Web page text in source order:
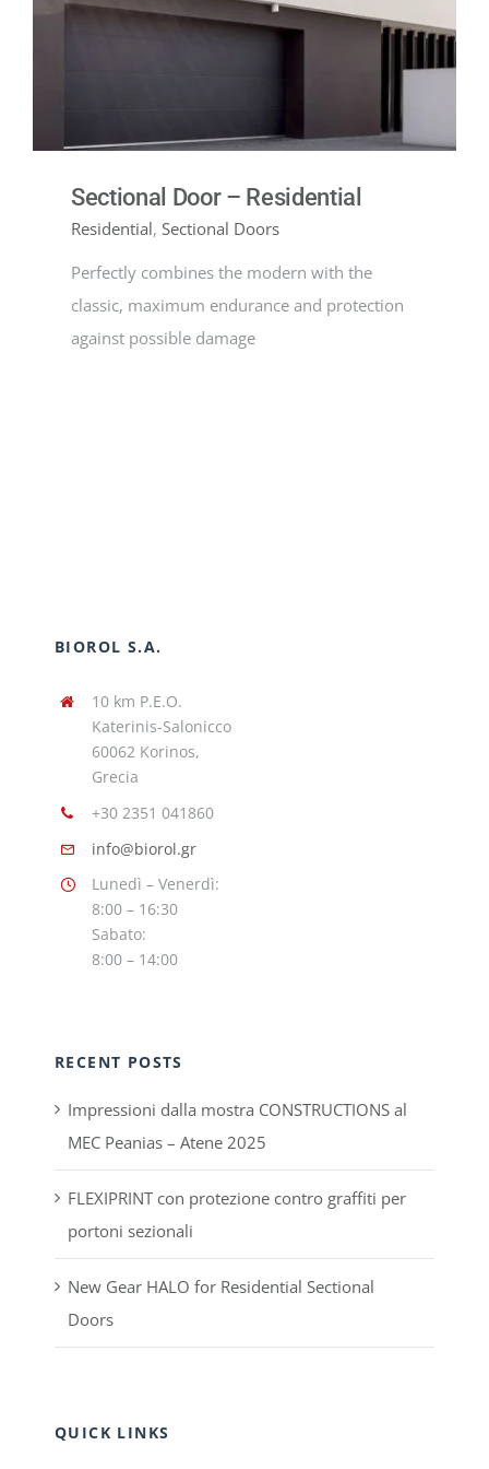
CONTATTI
ITALIANO
Sectional Door – Residential
Residential, Sectional Doors
Perfectly combines the modern with the
classic, maximum endurance and protection
against possible damage
BIOROL S.A.
10 km P.E.O.
Katerinis-Salonicco
60062 Korinos,
Grecia
+30 2351 041860
info@biorol.gr
Lunedì – Venerdì:
8:00 – 16:30
Sabato:
8:00 – 14:00
RECENT POSTS
Impressioni dalla mostra CONSTRUCTIONS al
MEC Peanias – Atene 2025
FLEXIPRINT con protezione contro graffiti per
portoni sezionali
New Gear HALO for Residential Sectional
Doors
QUICK LINKS